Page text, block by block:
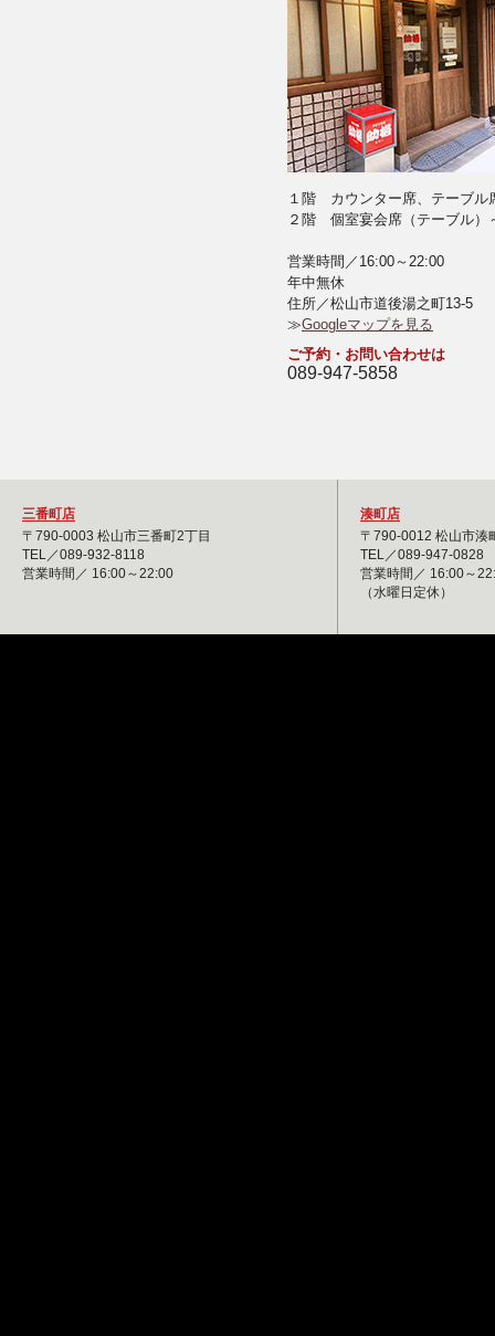
１階 カウンター席、テーブル
２階 個室宴会席（テーブル）
営業時間／16:00～22:00
年中無休
住所／松山市道後湯之町13-5
≫Googleマップを見る
ご予約・お問い合わせは
089-947-5858
三番町店
〒790-0003 松山市三番町2丁目
TEL／089-932-8118
営業時間／ 16:00～22:00
湊町店
〒790-0012 松山市湊
TEL／089-947-0828
営業時間／ 16:00～
（水曜日定休）